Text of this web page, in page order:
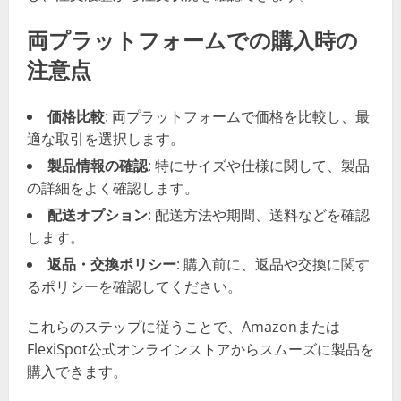
両プラットフォームでの購入時の
注意点
価格比較: 両プラットフォームで価格を比較し、最
適な取引を選択します。
製品情報の確認: 特にサイズや仕様に関して、製品
の詳細をよく確認します。
配送オプション: 配送方法や期間、送料などを確認
します。
返品・交換ポリシー: 購入前に、返品や交換に関す
るポリシーを確認してください。
これらのステップに従うことで、Amazonまたは
FlexiSpot公式オンラインストアからスムーズに製品を
購入できます。